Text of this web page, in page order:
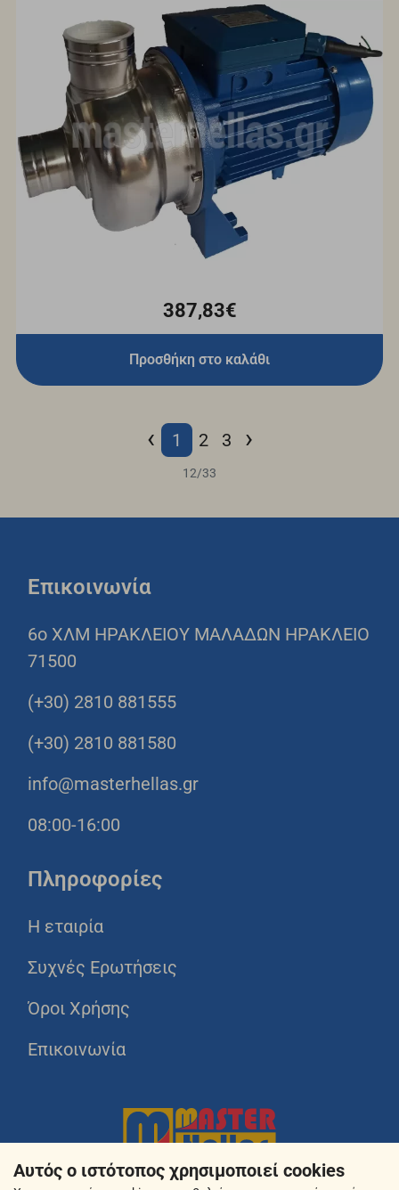
387,83€
Προσθήκη στο καλάθι
‹ 1 2 3 ›
12/33
Επικοινωνία
6o ΧΛΜ ΗΡΑΚΛΕΙΟΥ ΜΑΛΑΔΩΝ ΗΡΑΚΛΕΙΟ
71500
(+30) 2810 881555
(+30) 2810 881580
info@masterhellas.gr
08:00-16:00
Πληροφορίες
Η εταιρία
Συχνές Ερωτήσεις
Όροι Χρήσης
Επικοινωνία
Αυτός ο ιστότοπος χρησιμοποιεί cookies